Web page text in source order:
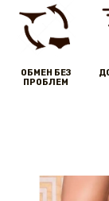
ОБМЕН БЕЗ
ПРОБЛЕМ